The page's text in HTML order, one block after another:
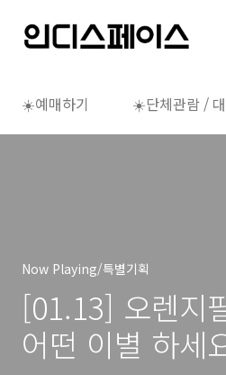
☀️예매하기 ☀️단체관람 /
Now Playing/특별기획
[01.13] 오렌지
어떤 이별 하세